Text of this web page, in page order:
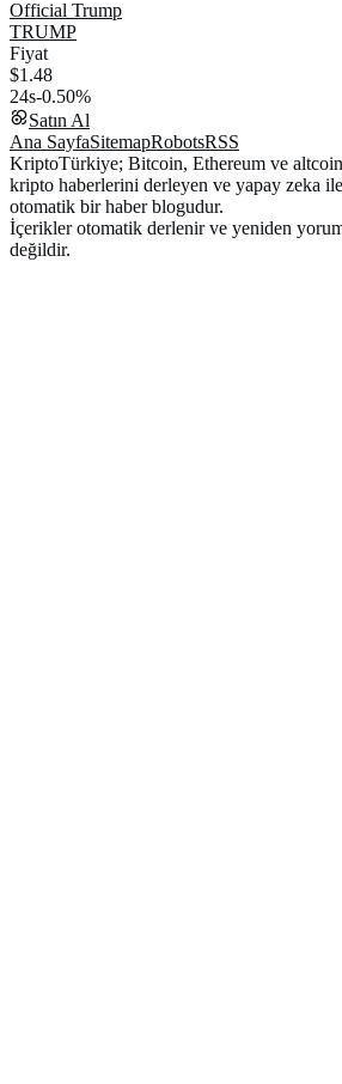
Official Trump
TRUMP
Fiyat
$1.48
24s-0.50%
Satın Al
Ana SayfaSitemapRobotsRSS
KriptoTürkiye; Bitcoin, Ethereum ve altcoin
kripto haberlerini derleyen ve yapay zeka
otomatik bir haber blogudur.
İçerikler otomatik derlenir ve yeniden
değildir.